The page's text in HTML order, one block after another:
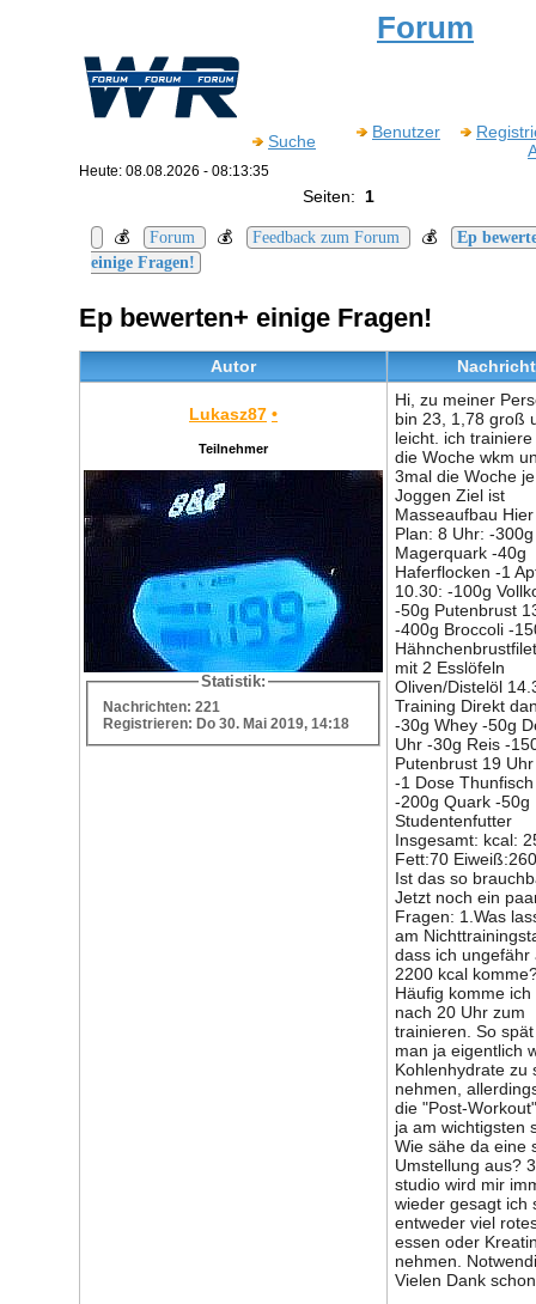
Forum
Suche Benutzer
Heute: 08.08.2026 - 08:13:35
Seiten: 1
💰 Forum 💰 Feedback zum Forum 💰
Ep
einige Fragen!
Ep bewerten+ einige Fragen!
Autor Nachricht
Lukasz87 •
Teilnehmer
Statistik:
Nachrichten: 221
Registrieren: Do 30. Mai 2019, 14:18
Hi, zu meiner
bin 23, 1,78 groß
leicht. ich
die Woche wkm
3mal die Woche
Joggen Ziel ist
Masseaufbau
Plan: 8 Uhr: -300g
Magerquark -40g
Haferflocken -1
10.30: -100g
-50g Putenbrust
-400g Broccoli -
mit 2 Esslöfeln
Oliven/Distelöl
Training Direkt
-30g Whey -50g
Uhr -30g Reis -
Putenbrust 19
-1 Dose
-200g Quark -50g
Studentenfutter
Insgesamt: kcal:
Fett:70
Ist das so
Jetzt noch ein
Fragen: 1.Was
am
dass ich ungefähr
2200 kcal
Häufig komme ich
nach 20 Uhr zum
trainieren. So
man ja eigentlich
Kohlenhydrate zu
nehmen,
die "Post-
ja am wichtigsten
Wie sähe da eine
Umstellung aus?
studio wird mir
wieder gesagt ich
entweder viel
essen oder
nehmen.
Vielen Dank